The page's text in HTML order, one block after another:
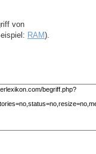
von
RAM).